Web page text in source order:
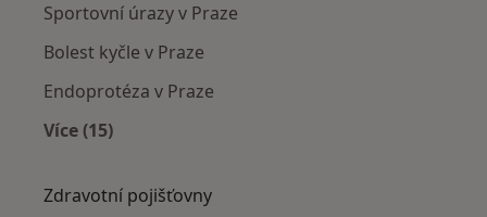
Sportovní úrazy v Praze
Bolest kyčle v Praze
Endoprotéza v Praze
Více (15)
Zdravotní pojišťovny